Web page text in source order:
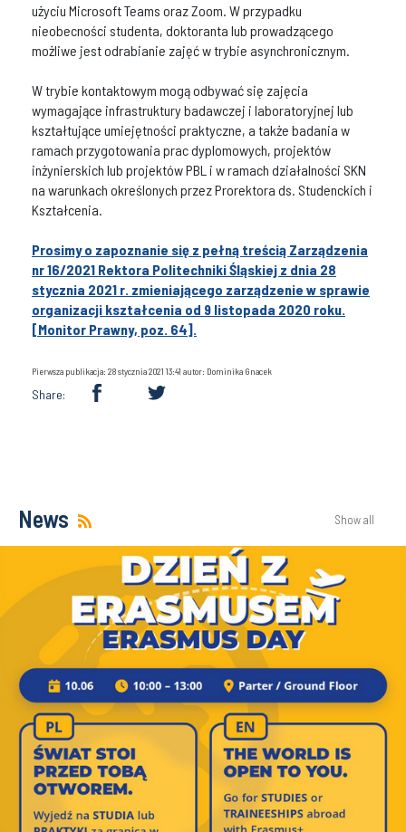
użyciu Microsoft Teams oraz Zoom. W przypadku
nieobecności studenta, doktoranta lub prowadzącego
możliwe jest odrabianie zajęć w trybie asynchronicznym.
W trybie kontaktowym mogą odbywać się zajęcia
wymagające infrastruktury badawczej i laboratoryjnej lub
kształtujące umiejętności praktyczne, a także badania w
ramach przygotowania prac dyplomowych, projektów
inżynierskich lub projektów PBL i w ramach działalności SKN
na warunkach określonych przez Prorektora ds. Studenckich i
Kształcenia.
Prosimy o zapoznanie się z pełną treścią Zarządzenia
nr 16/2021 Rektora Politechniki Śląskiej z dnia 28
stycznia 2021 r. zmieniającego zarządzenie w sprawie
organizacji kształcenia od 9 listopada 2020 roku.
[Monitor Prawny, poz. 64].
Pierwsza publikacja: 28 stycznia 2021 13:41 autor: Dominika Gnacek
Share:
News Show all